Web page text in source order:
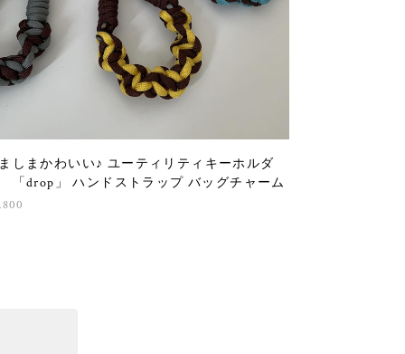
しまかわいい♪ ユーティリティキーホルダ
「drop」 ハンドストラップ バッグチャーム